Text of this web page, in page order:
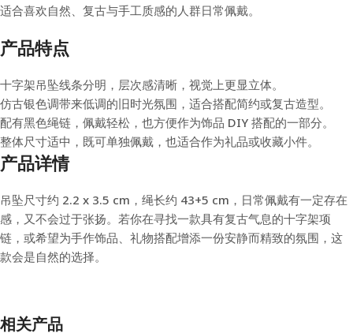
适合喜欢自然、复古与手工质感的人群日常佩戴。
产品特点
十字架吊坠线条分明，层次感清晰，视觉上更显立体。
仿古银色调带来低调的旧时光氛围，适合搭配简约或复古造型。
配有黑色绳链，佩戴轻松，也方便作为饰品 DIY 搭配的一部分。
整体尺寸适中，既可单独佩戴，也适合作为礼品或收藏小件。
产品详情
吊坠尺寸约 2.2 x 3.5 cm，绳长约 43+5 cm，日常佩戴有一定存在
感，又不会过于张扬。若你在寻找一款具有复古气息的十字架项
链，或希望为手作饰品、礼物搭配增添一份安静而精致的氛围，这
款会是自然的选择。
相关产品